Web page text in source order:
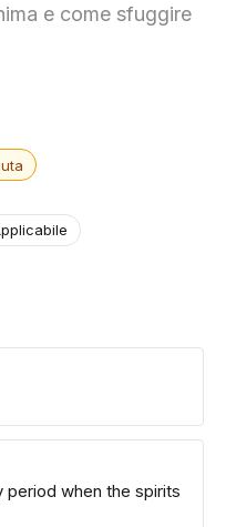
e come sfuggire
when the spirits